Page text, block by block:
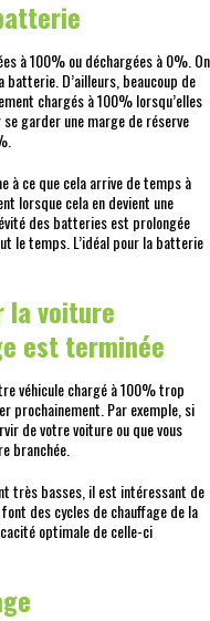
à 100% ou déchargées à 0%. On
D’ailleurs, beaucoup de
chargés à 100% lorsqu’elles
garder une marge de réserve
à ce que cela arrive de temps à
lorsque cela en devient une
des batteries est prolongée
le temps. L’idéal pour la batterie
la voiture
est terminée
véhicule chargé à 100% trop
prochainement. Par exemple, si
de votre voiture ou que vous
branchée.
très basses, il est intéressant de
des cycles de chauffage de la
optimale de celle-ci